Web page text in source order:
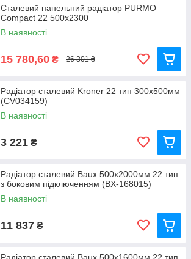
Сталевий панельний радіатор PURMO
Compact 22 500x2300
В наявності
15 780,60 ₴ 26 301 ₴
Радіатор сталевий Kroner 22 тип 300х500мм
(CV034159)
В наявності
3 221 ₴
Радіатор сталевий Baux 500х2000мм 22 тип
з боковим підключенням (BX-168015)
В наявності
11 837 ₴